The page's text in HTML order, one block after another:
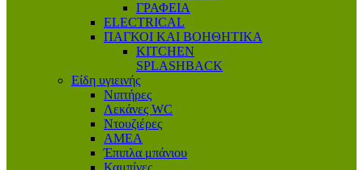
ΓΡΑΦΕΙΑ
ELECTRICAL
ΠΑΓΚΟΙ ΚΑΙ ΒΟΗΘΗΤΙΚΑ
KITCHEN
SPLASHBACK
Είδη υγιεινής
Νιπτήρες
Λεκάνες WC
Ντουζιέρες
ΑΜΕΑ
Έπιπλα μπάνιου
Καμπίνες